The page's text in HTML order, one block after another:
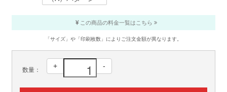
この商品の料金一覧はこちら
「サイズ」や「印刷枚数」によりご注文金額が異なります。
数量：
+ -